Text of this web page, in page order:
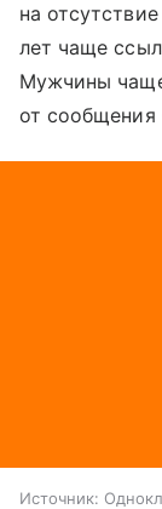
на
лет чаще
Мужчины
от сообщения
Источник: